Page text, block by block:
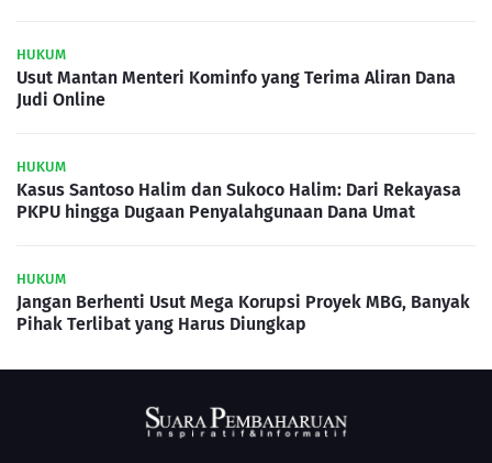
HUKUM
Usut Mantan Menteri Kominfo yang Terima Aliran Dana
Judi Online
HUKUM
Kasus Santoso Halim dan Sukoco Halim: Dari Rekayasa
PKPU hingga Dugaan Penyalahgunaan Dana Umat
HUKUM
Jangan Berhenti Usut Mega Korupsi Proyek MBG, Banyak
Pihak Terlibat yang Harus Diungkap